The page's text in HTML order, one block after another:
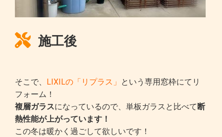
施工後
そこで、 LIXILの「リプラス」 という専用窓枠にてリ
フォーム！
複層ガラスになっているので、単板ガラスと比べて 断
熱性能が上がっています！
この冬は暖かく過ごして欲しいです！